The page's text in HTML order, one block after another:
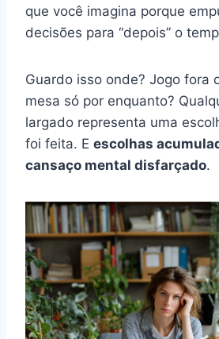
que você imagina porque
decisões para “depois” o
Guardo isso onde? Jogo fora
mesa só por enquanto?
largado representa uma
foi feita. E escolhas
cansaço mental disfarçado.